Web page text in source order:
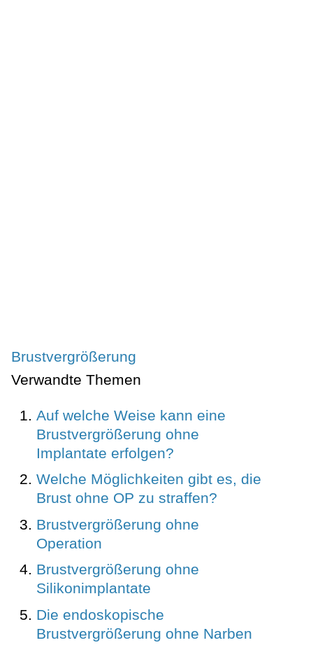
Brustvergrößerung
Verwandte Themen
Auf welche Weise kann eine
Brustvergrößerung ohne
Implantate erfolgen?
Welche Möglichkeiten gibt es, die
Brust ohne OP zu straffen?
Brustvergrößerung ohne
Operation
Brustvergrößerung ohne
Silikonimplantate
Die endoskopische
Brustvergrößerung ohne Narben